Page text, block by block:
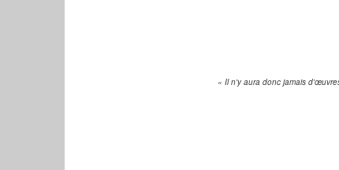
« Il n'y aura donc jamais